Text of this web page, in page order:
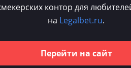
Владислав
Апр 26, 2025
контор для
на Legalbet.ru.
Перейти на сайт